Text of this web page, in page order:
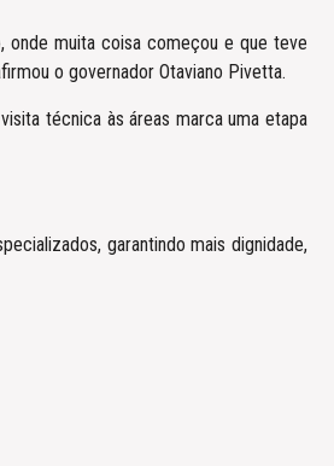
onde muita coisa começou e que teve
o governador Otaviano Pivetta.
técnica às áreas marca uma etapa
garantindo mais dignidade,